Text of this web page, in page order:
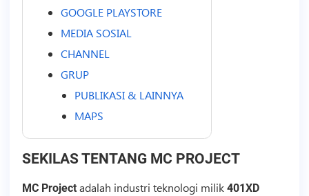
GOOGLE PLAYSTORE
MEDIA SOSIAL
CHANNEL
GRUP
PUBLIKASI & LAINNYA
MAPS
SEKILAS TENTANG MC PROJECT
MC Projectadalah industri teknologi milik 401XD